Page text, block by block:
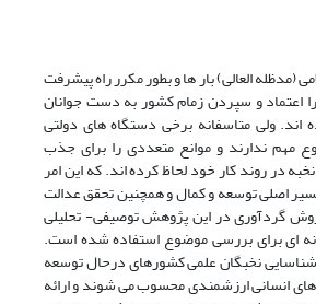
(مدظله العالی) بار ها و بطور مکرر راه پیشرفت
اعتماد و سپردن زمام کشور به دست جوانان
اند. ولی متاسفانه برخی دستگاه های دولتی
مهم ندارند و موانع متعددی را برای جذب
در روند کار خود لحاظ کرده اند. که این امر
اصلی توسعه و کمال و همچنین تحقق عدالت
گردآوری در این پژوهش توصیفی- تحلیلی
ای برای بررسی موضوع استفاده شده است.
نخبگان علمی کشورهای درحال توسعه
انسانی ارزشمندی محسوب می شوند و ارائه